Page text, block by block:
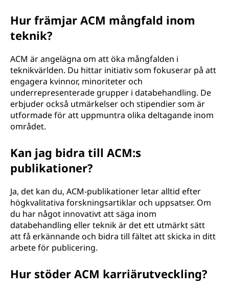
n
A
C
M
Hur främjar ACM mångfald inom
teknik?
ACM är angelägna om att öka mångfalden i
teknikvärlden. Du hittar initiativ som fokuserar på att
engagera kvinnor, minoriteter och
underrepresenterade grupper i databehandling. De
erbjuder också utmärkelser och stipendier som är
utformade för att uppmuntra olika deltagande inom
området.
Kan jag bidra till ACM:s
publikationer?
Ja, det kan du, ACM-publikationer letar alltid efter
högkvalitativa forskningsartiklar och uppsatser. Om
du har något innovativt att säga inom
databehandling eller teknik är det ett utmärkt sätt
att få erkännande och bidra till fältet att skicka in ditt
arbete för publicering.
Hur stöder ACM karriärutveckling?